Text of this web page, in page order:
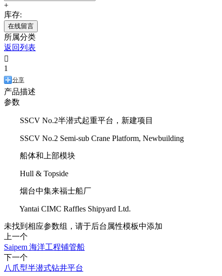
+
库存:
在线留言
所属分类
返回列表

1
分享
产品描述
参数
SSCV No.2半潜式起重平台，新建项目
SSCV No.2 Semi-sub Crane Platform, Newbuilding
船体和上部模块
Hull & Topside
烟台中集来福士船厂
Yantai CIMC Raffles Shipyard Ltd.
未找到相应参数组，请于后台属性模板中添加
上一个
Saipem 海洋工程铺管船
下一个
八爪型半潜式钻井平台